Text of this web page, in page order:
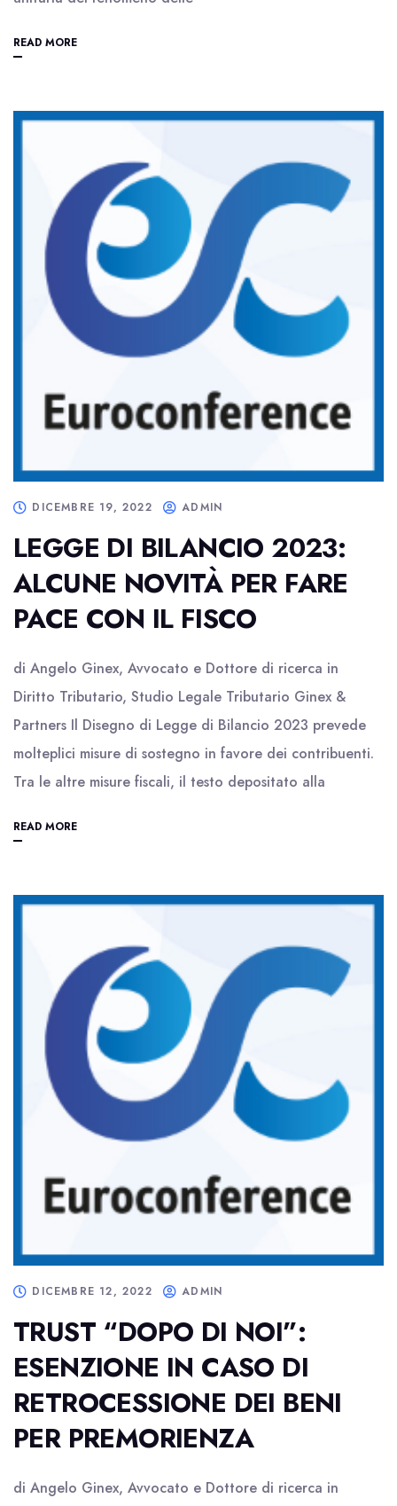
READ MORE
DICEMBRE 19, 2022 ADMIN
LEGGE DI BILANCIO 2023:
ALCUNE NOVITÀ PER FARE
PACE CON IL FISCO
di Angelo Ginex, Avvocato e Dottore di ricerca in
Diritto Tributario, Studio Legale Tributario Ginex &
Partners Il Disegno di Legge di Bilancio 2023 prevede
molteplici misure di sostegno in favore dei contribuenti.
Tra le altre misure fiscali, il testo depositato alla
READ MORE
DICEMBRE 12, 2022 ADMIN
TRUST “DOPO DI NOI”:
ESENZIONE IN CASO DI
RETROCESSIONE DEI BENI
PER PREMORIENZA
di Angelo Ginex, Avvocato e Dottore di ricerca in